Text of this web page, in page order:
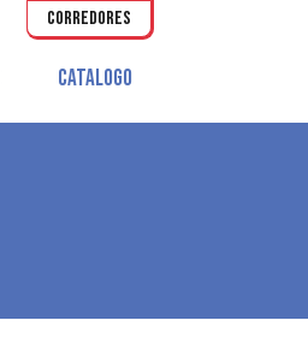
CORREDORES
CATALOGO